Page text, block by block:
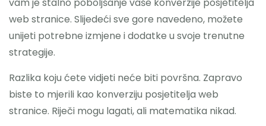
web stranice. Slijedeći sve gore navedeno, možete
unijeti potrebne izmjene i dodatke u svoje trenutne
strategije.
Razlika koju ćete vidjeti neće biti površna. Zapravo
biste to mjerili kao konverziju posjetitelja web
stranice. Riječi mogu lagati, ali matematika nikad.